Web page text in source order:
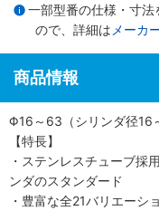
一部型番の仕様・寸
ので、詳細は メーカ
商品情報
Φ16～63（シリンダ径16
【特長】
・ステンレスチューブ採
ンダのスタンダード
・豊富な全21バリエーシ